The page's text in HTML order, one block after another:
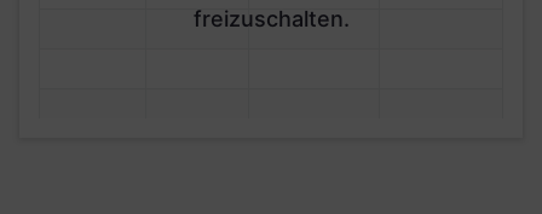
freizuschalten.